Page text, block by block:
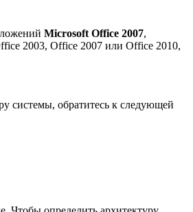
Microsoft Office 2007,
2003, Office 2007 или Office 2010,
системы, обратитесь к следующей